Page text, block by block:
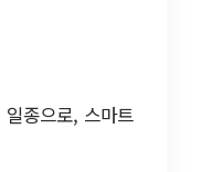
일종으로, 스마트